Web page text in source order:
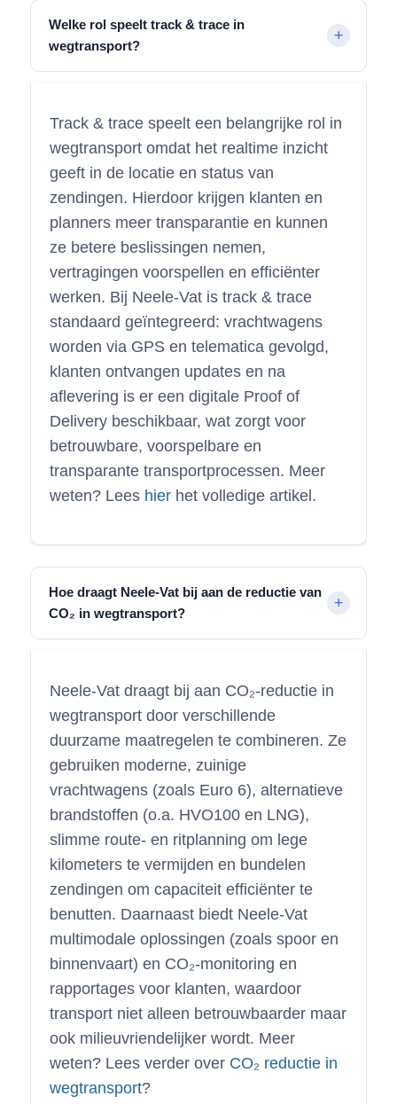
Welke rol speelt track & trace in
wegtransport?
Track & trace speelt een belangrijke rol in
wegtransport omdat het realtime inzicht
geeft in de locatie en status van
zendingen. Hierdoor krijgen klanten en
planners meer transparantie en kunnen
ze betere beslissingen nemen,
vertragingen voorspellen en efficiënter
werken. Bij Neele-Vat is track & trace
standaard geïntegreerd: vrachtwagens
worden via GPS en telematica gevolgd,
klanten ontvangen updates en na
aflevering is er een digitale Proof of
Delivery beschikbaar, wat zorgt voor
betrouwbare, voorspelbare en
transparante transportprocessen. Meer
weten? Lees hierhet volledige artikel.
Hoe draagt Neele-Vat bij aan de reductie van
CO₂ in wegtransport?
Neele-Vat draagt bij aan CO₂-reductie in
wegtransport door verschillende
duurzame maatregelen te combineren. Ze
gebruiken moderne, zuinige
vrachtwagens (zoals Euro 6), alternatieve
brandstoffen (o.a. HVO100 en LNG),
slimme route- en ritplanning om lege
kilometers te vermijden en bundelen
zendingen om capaciteit efficiënter te
benutten. Daarnaast biedt Neele-Vat
multimodale oplossingen (zoals spoor en
binnenvaart) en CO₂-monitoring en
rapportages voor klanten, waardoor
transport niet alleen betrouwbaarder maar
ook milieuvriendelijker wordt. Meer
weten? Lees verder over CO₂ reductie in
wegtransport?